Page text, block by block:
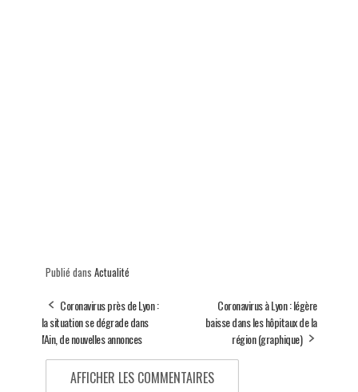
Publié dans Actualité
Coronavirus près de Lyon :
la situation se dégrade dans
l'Ain, de nouvelles annonces
Coronavirus à Lyon : légère
baisse dans les hôpitaux de la
région (graphique)
AFFICHER LES COMMENTAIRES